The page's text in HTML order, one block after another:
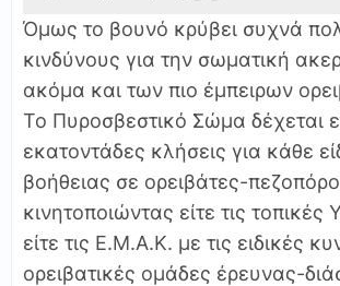
Όμως το βουνό κρύβει συχνά
κινδύνους για την σωματική
ακόμα και των πιο έμπειρων
Το Πυροσβεστικό Σώμα δέχεται
εκατοντάδες κλήσεις για κάθε
βοήθειας σε ορειβάτες-
κινητοποιώντας είτε τις τοπικές
είτε τις Ε.Μ.Α.Κ. με τις ειδικές
ορειβατικές ομάδες έρευνας-